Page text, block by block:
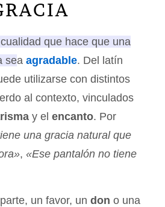
que hace que una
sea agradable. Del latín
utilizarse con distintos
al contexto, vinculados
y el encanto. Por
una gracia natural que
, «Ese pantalón no tiene
un favor, un don o una